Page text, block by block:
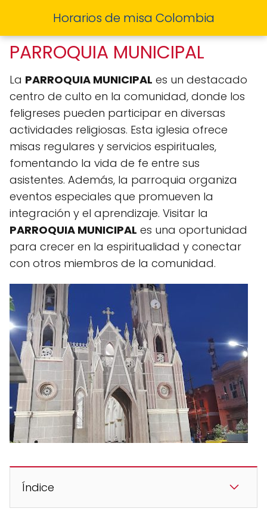
Horarios de misa Colombia
PARROQUIA MUNICIPAL
La PARROQUIA MUNICIPAL es un destacado
centro de culto en la comunidad, donde los
feligreses pueden participar en diversas
actividades religiosas. Esta iglesia ofrece
misas regulares y servicios espirituales,
fomentando la vida de fe entre sus
asistentes. Además, la parroquia organiza
eventos especiales que promueven la
integración y el aprendizaje. Visitar la
PARROQUIA MUNICIPAL es una oportunidad
para crecer en la espiritualidad y conectar
con otros miembros de la comunidad.
Índice